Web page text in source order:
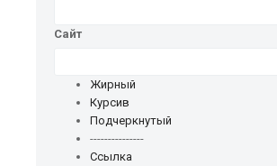
Сайт
Жирный
Курсив
Подчеркнутый
---------------
Ссылка